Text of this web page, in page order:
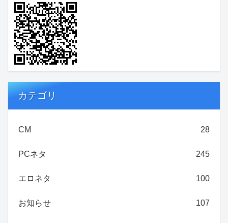
カテゴリ
CM 28
PCネタ 245
エロネタ 100
お知らせ 107